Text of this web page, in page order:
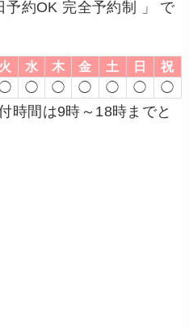
予約OK 完全予約制 」 で
火 水 木 金 土 日
祝
◯ ◯ ◯ ◯ ◯ ◯
時間は9時～18時までと